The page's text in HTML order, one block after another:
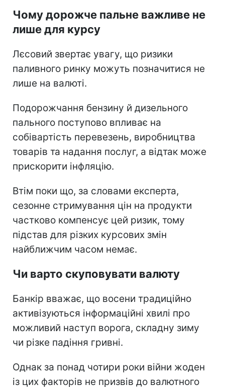
Чому дорожче пальне важливе не
лише для курсу
Лєсовий звертає увагу, що ризики
паливного ринку можуть позначитися не
лише на валюті.
Подорожчання бензину й дизельного
пального поступово впливає на
собівартість перевезень, виробництва
товарів та надання послуг, а відтак може
прискорити інфляцію.
Втім поки що, за словами експерта,
сезонне стримування цін на продукти
частково компенсує цей ризик, тому
підстав для різких курсових змін
найближчим часом немає.
Чи варто скуповувати валюту
Банкір вважає, що восени традиційно
активізуються інформаційні хвилі про
можливий наступ ворога, складну зиму
чи різке падіння гривні.
Однак за понад чотири роки війни жоден
із цих факторів не призвів до валютного